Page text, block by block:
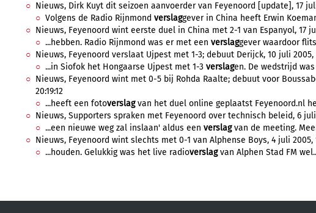
Nieuws, Dirk Kuyt dit seizoen aanvoerder van Feyenoord [update], 17 juli
Volgens de Radio Rijnmond verslaggever in China heeft Erwin
Nieuws, Feyenoord wint eerste duel in China met 2-1 van Espanyol, 17
...hebben. Radio Rijnmond was er met een verslaggever waardoor
Nieuws, Feyenoord verslaat Ujpest met 1-3; debuut Derijck, 10 juli 2005,
...in Siofok het Hongaarse Ujpest met 1-3 verslagen. De wedstrijd
Nieuws, Feyenoord wint met 0-5 bij Rohda Raalte; debuut voor
20:19:12
...heeft een fotoverslagvan het duel online geplaatst Feyenoord.nl
Nieuws, Supporters spraken met Feyenoord over technisch beleid, 6 juli
...een nieuwe weg zal inslaan' aldus een verslagvan de meeting.
Nieuws, Feyenoord wint slechts met 0-1 van Alphense Boys, 4 juli 2005,
...houden. Gelukkig was het live radioverslagvan Alphen Stad FM